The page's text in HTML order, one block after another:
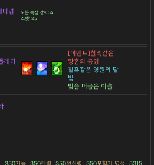
티넘
모든 속성 강화: 4
스탯: 25
래티
[이벤트]칠흑같은
황혼의 공명
칠흑같은 영원의 달
빛
빛을 머금은 이슬